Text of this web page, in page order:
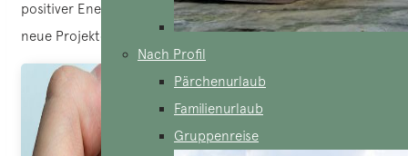
Nach Profil
Pärchenurlaub
Familienurlaub
Gruppenreise
positiver Energien, sie steht für Initiative und die Fähigkeit,
neue Projekte erfolgreich zu beginnen.